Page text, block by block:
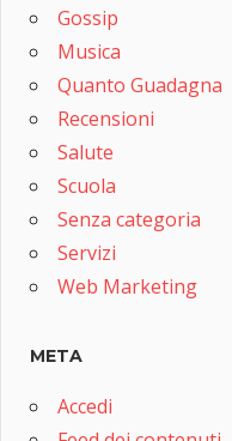
Gossip
Musica
Quanto Guadagna
Recensioni
Salute
Scuola
Senza categoria
Servizi
Web Marketing
META
Accedi